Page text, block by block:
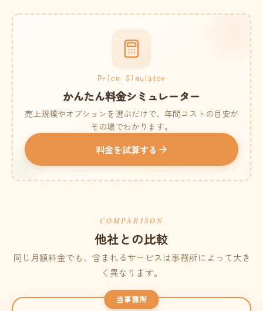
Price Simulator
かんたん料金シミュレーター
売上規模やオプションを選ぶだけで、年間コストの目安が
その場でわかります。
料金を試算する
COMPARISON
他社との比較
同じ月額料金でも、含まれるサービスは事務所によって大き
く異なります。
当事務所